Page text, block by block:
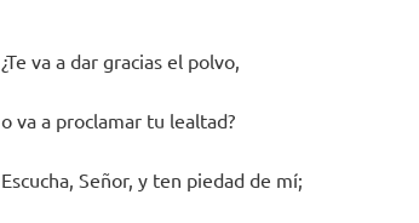
¿Te va a dar gracias el polvo,
o va a proclamar tu lealtad?
Escucha, Señor, y ten piedad de mí;